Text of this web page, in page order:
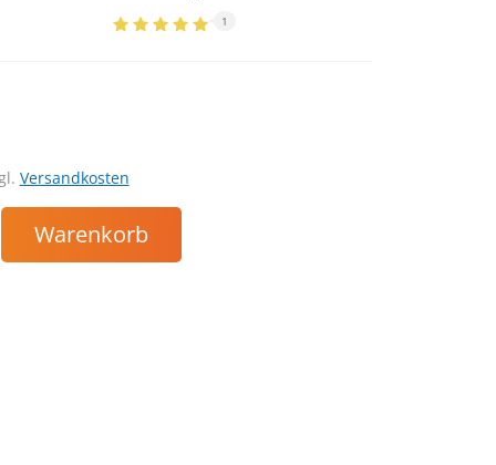
1
Versandkosten
Warenkorb